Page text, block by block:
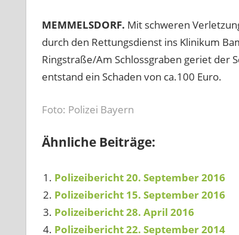
MEMMELSDORF. Mit schweren
durch den Rettungsdienst ins Klinikum
Ringstraße/Am Schlossgraben geriet der
entstand ein Schaden von ca.100 Euro.
Foto: Polizei Bayern
Ähnliche Beiträge:
Polizeibericht 20. September 2016
Polizeibericht 15. September 2016
Polizeibericht 28. April 2016
Polizeibericht 22. September 2014